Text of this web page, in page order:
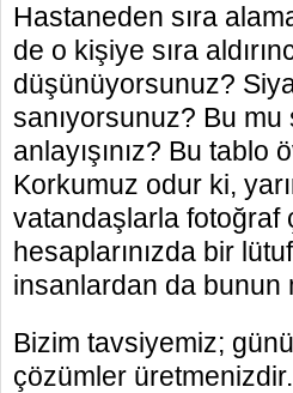
Hastaneden sıra
de o kişiye sıra
düşünüyorsunuz?
sanıyorsunuz? Bu mu
anlayışınız? Bu
Korkumuz odur ki,
vatandaşlarla fotoğraf
hesaplarınızda bir
insanlardan da bunun
Bizim tavsiyemiz;
çözümler